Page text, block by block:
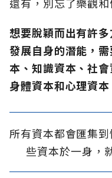
想要脫穎而出有許
發展自身的潛能，
本、知識資本、社
身體資本和心理資本
所有資本都會匯集
些資本於一身，